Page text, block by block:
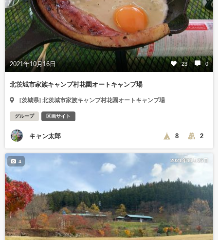
2021年10月16日 23 0
北茨城市家族キャンプ村花園オートキャンプ場
[茨城県] 北茨城市家族キャンプ村花園オートキャンプ場
グループ 区画サイト
キャン太郎 8 2
2021年11月25日
4